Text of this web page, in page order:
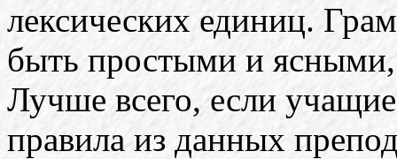
лексических единиц.
быть простыми и
Лучше всего, если
правила из данных